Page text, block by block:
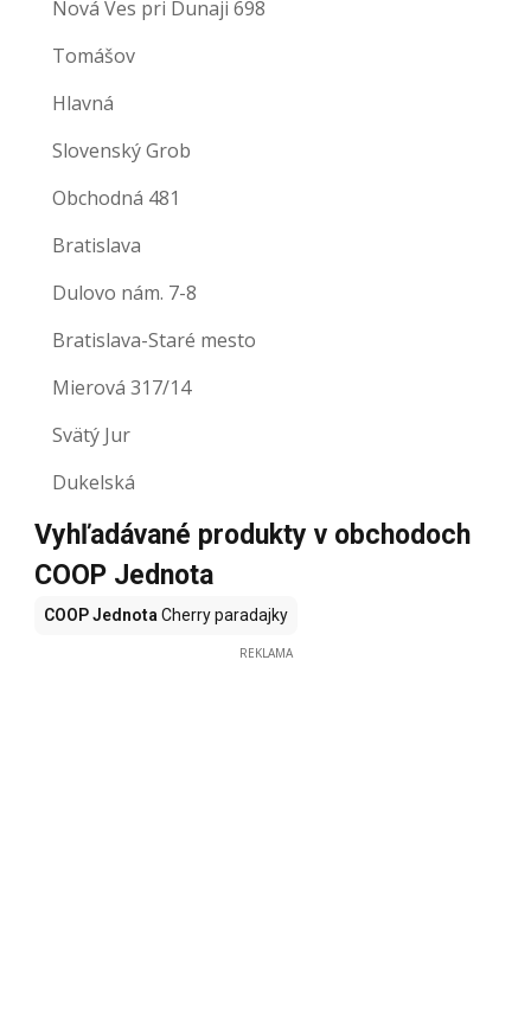
Nová Ves pri Dunaji 698
Tomášov
Hlavná
Slovenský Grob
Obchodná 481
Bratislava
Dulovo nám. 7-8
Bratislava-Staré mesto
Mierová 317/14
Svätý Jur
Dukelská
Vyhľadávané produkty v obchodoch
COOP Jednota
COOP Jednota Cherry paradajky
REKLAMA